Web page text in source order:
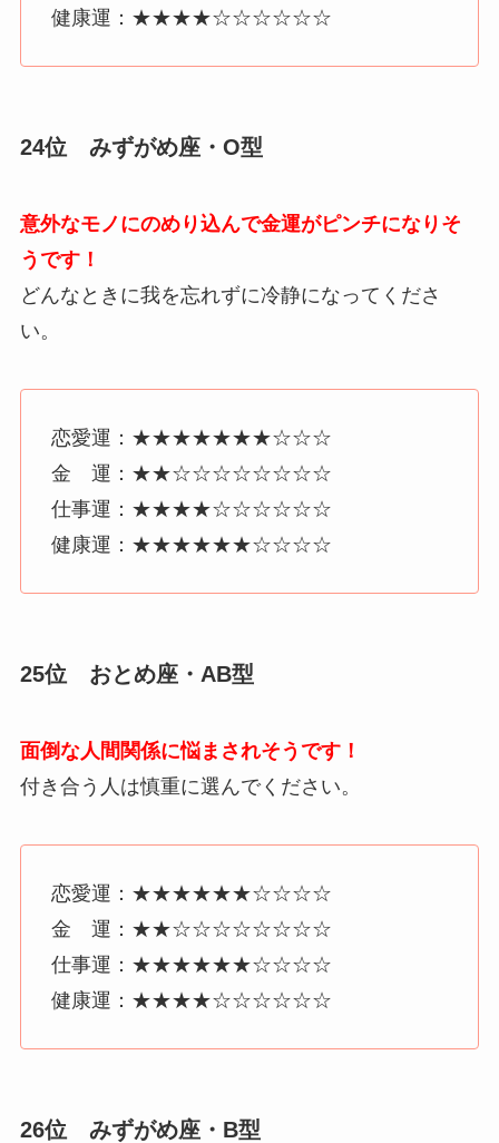
健康運：★★★★☆☆☆☆☆☆
24位 みずがめ座・O型
意外なモノにのめり込んで金運がピンチになりそ
うです！
どんなときに我を忘れずに冷静になってくださ
い。
恋愛運：★★★★★★★☆☆☆
金 運：★★☆☆☆☆☆☆☆☆
仕事運：★★★★☆☆☆☆☆☆
健康運：★★★★★★☆☆☆☆
25位 おとめ座・AB型
面倒な人間関係に悩まされそうです！
付き合う人は慎重に選んでください。
恋愛運：★★★★★★☆☆☆☆
金 運：★★☆☆☆☆☆☆☆☆
仕事運：★★★★★★☆☆☆☆
健康運：★★★★☆☆☆☆☆☆
26位 みずがめ座・B型